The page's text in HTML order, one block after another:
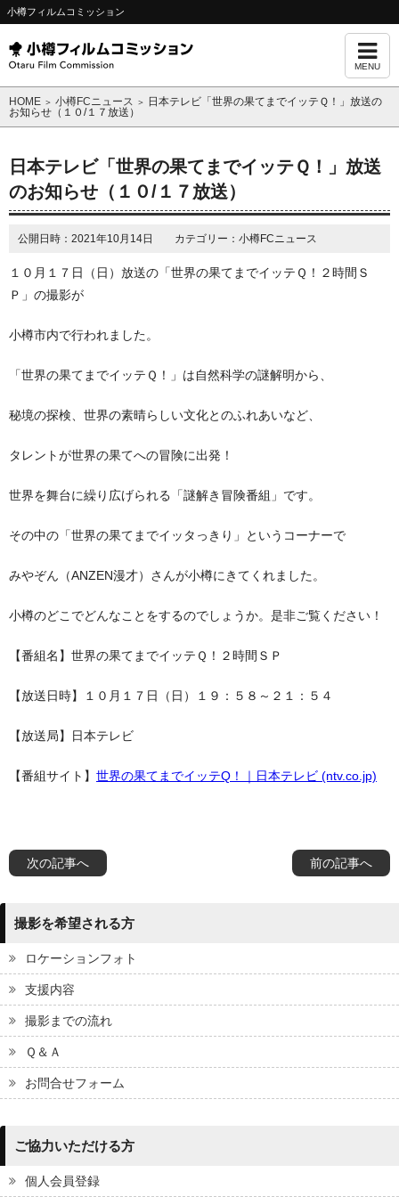
小樽フィルムコミッション
MENU
HOME ＞ 小樽FCニュース ＞
日本テレビ「世界の果てまでイッテＱ！」放送の
お知らせ（１０/１７放送）
日本テレビ「世界の果てまでイッテＱ！」放送
のお知らせ（１０/１７放送）
公開日時：2021年10月14日 カテゴリー：小樽FCニュース
１０月１７日（日）放送の「世界の果てまでイッテＱ！２時間Ｓ
Ｐ」の撮影が
小樽市内で行われました。
「世界の果てまでイッテＱ！」は自然科学の謎解明から、
秘境の探検、世界の素晴らしい文化とのふれあいなど、
タレントが世界の果てへの冒険に出発！
世界を舞台に繰り広げられる「謎解き冒険番組」です。
その中の「世界の果てまでイッタっきり」というコーナーで
みやぞん（ANZEN漫才）さんが小樽にきてくれました。
小樽のどこでどんなことをするのでしょうか。是非ご覧ください！
【番組名】世界の果てまでイッテＱ！２時間ＳＰ
【放送日時】１０月１７日（日）１９：５８～２１：５４
【放送局】日本テレビ
【番組サイト】 世界の果てまでイッテQ！｜日本テレビ (ntv.co.jp)
前の記事へ
次の記事へ
撮影を希望される方
ロケーションフォト
支援内容
撮影までの流れ
Ｑ＆Ａ
お問合せフォーム
ご協力いただける方
個人会員登録